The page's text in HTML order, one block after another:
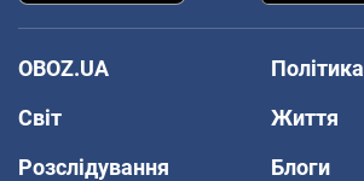
OBOZ.UA
Політика
Світ
Життя
Розслідування
Блоги